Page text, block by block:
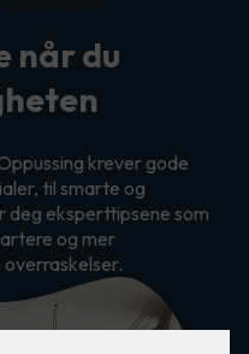
når du
krever gode
til smarte og
deg eksperttipsene som
og mer